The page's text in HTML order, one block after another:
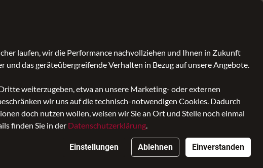
laufen, wir die Performance nachvollziehen und Ihnen in Zukunft
das geräteübergreifende Verhalten in Bezug auf unsere Angebote.
weiterzugeben, etwa an unsere Marketing- oder externen
wir uns auf die technisch-notwendigen Cookies. Dadurch
doch nutzen wollen, weisen wir Sie an Ort und Stelle noch einmal
finden Sie in der Datenschutzerklärung.
Einstellungen Ablehnen Einverstanden
Accessoires Marken SALE
24 EXP - midnight blue